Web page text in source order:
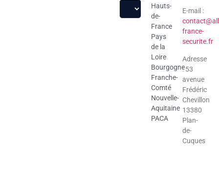
Hauts-
de-
France
Pays
de la
Loire
Bourgogne
Franche-
Comté
Nouvelle-
Aquitaine
PACA
E-mail :
france-
securite.fr
Adresse
: 53
avenue
Frédéric
Chevillon
13380
Plan-
de-
Cuques